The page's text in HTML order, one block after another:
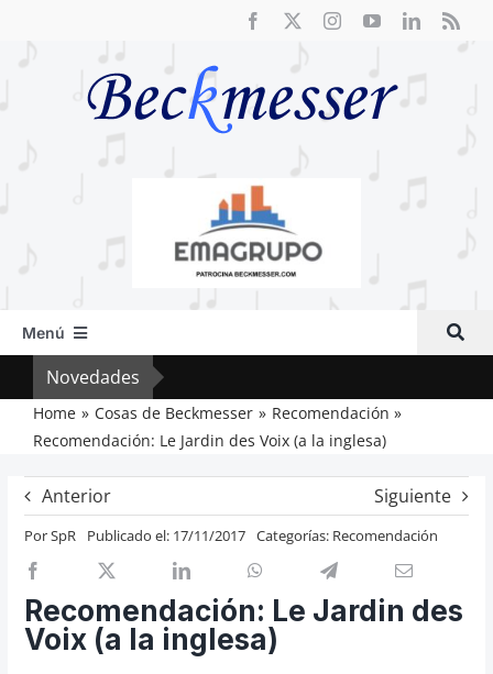
Menú
Inicio
Actual
Artículos
Crítica
Previos de ópera
Cosas de Beckmesser
Novedades
Home Cosas de Beckmesser
Recomendación
Recomendación: Le Jardin des Voix (a la inglesa)
Anterior Siguiente
PorSpR Publicado el: 17/11/2017 Categorías: Recomendación
Recomendación: Le Jardin des
Voix (a la inglesa)